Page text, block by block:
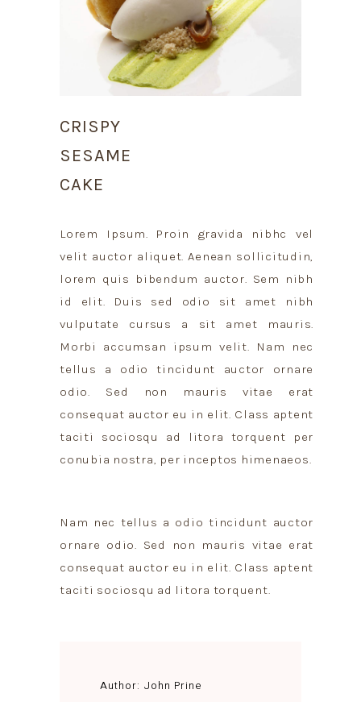
CRISPY
SESAME
CAKE
Lorem Ipsum. Proin gravida nibhc vel
velit auctor aliquet. Aenean sollicitudin,
lorem quis bibendum auctor. Sem nibh
id elit. Duis sed odio sit amet nibh
vulputate cursus a sit amet mauris.
Morbi accumsan ipsum velit. Nam nec
tellus a odio tincidunt auctor ornare
odio. Sed non mauris vitae erat
consequat auctor eu in elit. Class aptent
taciti sociosqu ad litora torquent per
conubia nostra, per inceptos himenaeos.
Nam nec tellus a odio tincidunt auctor
ornare odio. Sed non mauris vitae erat
consequat auctor eu in elit. Class aptent
taciti sociosqu ad litora torquent.
Author: John Prine